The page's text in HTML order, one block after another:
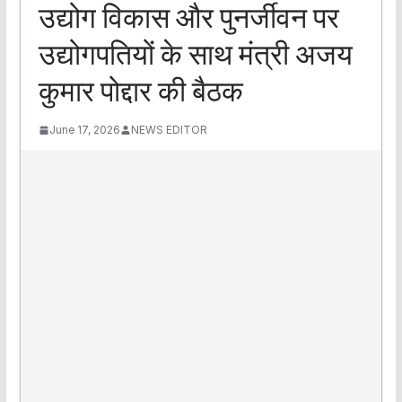
उद्योग विकास और पुनर्जीवन पर
उद्योगपतियों के साथ मंत्री अजय
कुमार पोद्दार की बैठक
June 17, 2026 NEWS EDITOR